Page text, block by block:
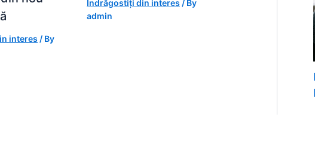
interes / By
Îndrăgostiți din interes / By
admin